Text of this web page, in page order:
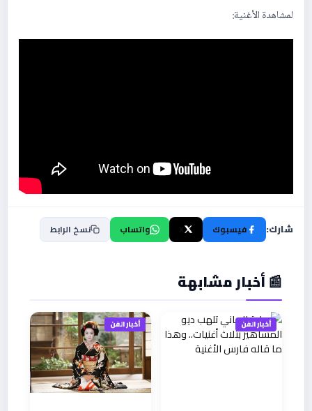
لمشاهدة الأغنية:
شارك: فيسبوك واتساب نسخ الرابط
📰 أخبار مشابهة
أخبار الفن أخبار الفن